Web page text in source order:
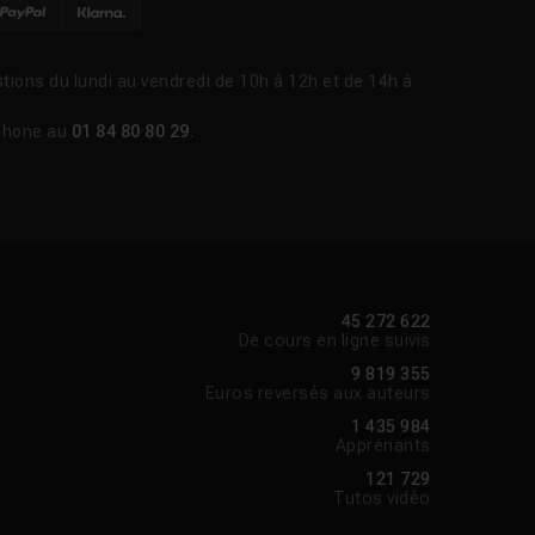
du lundi au vendredi de 10h à 12h et de 14h à
au 01 84 80 80 29.
45 272 622
De cours en ligne suivis
9 819 355
Euros reversés aux auteurs
1 435 984
Apprenants
121 729
Tutos vidéo